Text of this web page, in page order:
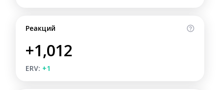
Реакций
+1,012
ERV: +1